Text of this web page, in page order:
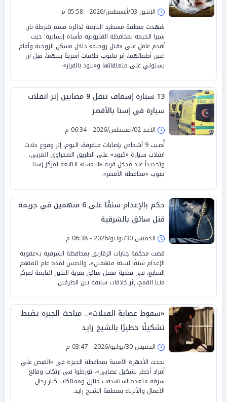
الإثنين 03/أغسطس/2026 - 05:58 م
شهدت منطقة مسطرد التابعة لدائرة قسم شرطة ثان
شبرا الخيمة بمحافظة القليوبية مأساة إنسانية؛ حيث
أقدم عامل على «قتل زوجته» داخل مسكن الزوجية وأمام
أعين أطفالهما، إثر نشوب خلافات أسرية بينهما، قبل أن
يستولي على متعلقاتها و«يلوذ بالفرار».
13 سيارة إسعاف تنقل 9 مصابين إثر انقلاب
سيارة في إسنا بالأقصر
الأحد 02/أغسطس/2026 - 06:34 م
أُصيب 9 أشخاص بإصابات متفرقة، اليوم، إثر وقوع حادث
انقلاب سيارة «كبود» على الطريق الصحراوي الغربي،
وتحديداً عند مدخل قرية «النمسا» التابعة لمركز إسنا
جنوب «محافظة الأقصر».
حكم بالإعدام شنقًا على 6 متهمين في جريمة
قتل سائق بالشرقية
الخميس 30/يوليو/2026 - 06:38 م
قضت محكمة جنايات الزقازيق بمحافظة الشرقية بـ«عقوبة
الإعدام شنقًا لستة متهمين»، والحبس لمدة عام للمتهم
السابع، في قضية مقتل سائق بقرية التلين التابعة لمركز
منيا القمح، إثر خلافات سابقة بين الطرفين.
«سقوط عصابة الفيلات».. مباحث الجيزة تضبط
تشكيلًا خطيرًا بالشيخ زايد
الخميس 30/يوليو/2026 - 03:47 م
نجحت الأجهزة الأمنية بمحافظة الجيزة في «القبض على
أفراد أخطر تشكيل عصابي»، تورطوا في ارتكاب وقائع
سرقة متعدة استهدفت منازل وممتلكات كبار رجال
الأعمال والأثرياء بمنطقة الشيخ زايد.